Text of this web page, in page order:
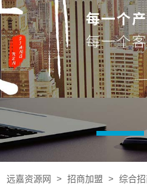
远嘉资源网 > 招商加盟 > 综合